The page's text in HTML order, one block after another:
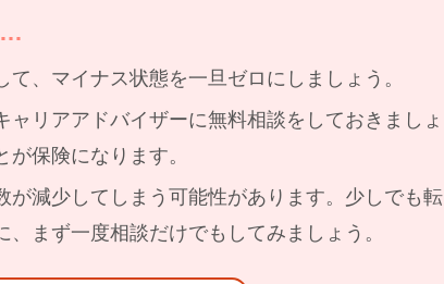
…
て、マイナス状態を一旦ゼロにしましょう。
ャリアアドバイザーに無料相談をしておきましょ
保険になります。
が減少してしまう可能性があります。少しでも転
まず一度相談だけでもしてみましょう。